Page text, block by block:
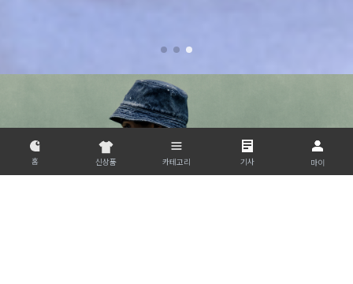
홈 신상품 카테고리 기사 마이